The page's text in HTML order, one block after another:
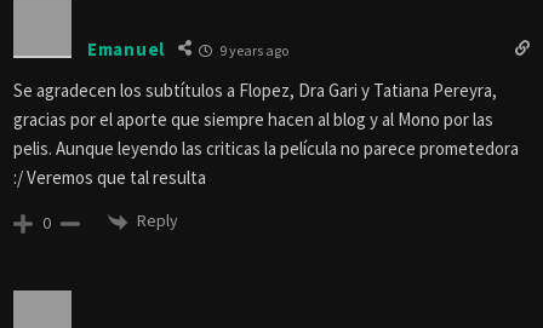
Emanuel 9 years ago
Se agradecen los subtítulos a Flopez, Dra Gari y Tatiana Pereyra,
gracias por el aporte que siempre hacen al blog y al Mono por las
pelis. Aunque leyendo las criticas la película no parece prometedora
:/ Veremos que tal resulta
0 Reply